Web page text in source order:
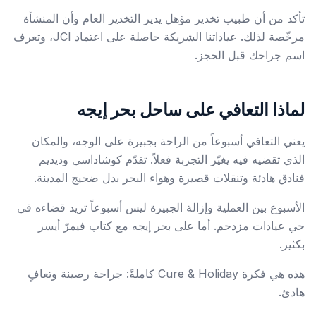
تأكد من أن طبيب تخدير مؤهل يدير التخدير العام وأن المنشأة
مرخّصة لذلك. عياداتنا الشريكة حاصلة على اعتماد JCI، وتعرف
اسم جراحك قبل الحجز.
لماذا التعافي على ساحل بحر إيجه
يعني التعافي أسبوعاً من الراحة بجبيرة على الوجه، والمكان
الذي تقضيه فيه يغيّر التجربة فعلاً. تقدّم كوشاداسي وديديم
فنادق هادئة وتنقلات قصيرة وهواء البحر بدل ضجيج المدينة.
الأسبوع بين العملية وإزالة الجبيرة ليس أسبوعاً تريد قضاءه في
حي عيادات مزدحم. أما على بحر إيجه مع كتاب فيمرّ أيسر
بكثير.
هذه هي فكرة Cure & Holiday كاملةً: جراحة رصينة وتعافٍ
هادئ.